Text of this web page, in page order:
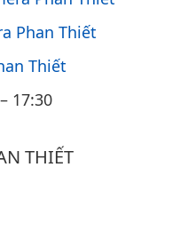
Phan Thiết
Thiết
– 17:30
THIẾT